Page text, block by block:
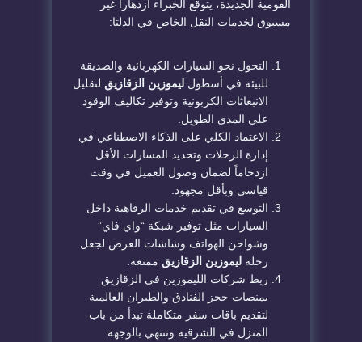
القومية الجديدة، يتوقع الخبراء ازدهاراً غير
مسبوق لخدمات النقل الخاص في الدلتا:
​التحول نحو السيارات الكهربائية والصديقة
للبيئة في أسطول ليموزين الزقازيق لتقليل
الانبعاثات الكربونية وتوفير تكاليف الوقود
على المدى الطويل.
​الاعتماد الكلي على الذكاء الاصطناعي في
إدارة الرحلات وتحديد المسارات الأقل
ازدحاماً لضمان وصول العميل في وقت
قياسي وبأقل مجهود.
​التوسع في تقديم خدمات الرفاهية داخل
السيارات مثل توفير شبكة “واي فاي”
وشواحن الهواتف وشاشات العرض لجعل
رحلة ليموزين الزقازيق ممتعة.
​ربط شركات الليموزين في الزقازيق
بمنصات حجز الفنادق والطيران العالمية
لتقديم باقات سفر متكاملة تبدأ من باب
المنزل في الشرقية وتنتهي بالوجهة